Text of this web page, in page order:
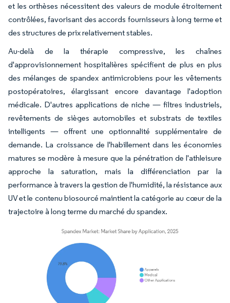
et les orthèses nécessitent des valeurs de module étroitement
contrôlées, favorisant des accords fournisseurs à long terme et
des structures de prix relativement stables.
Au-delà de la thérapie compressive, les chaînes
d'approvisionnement hospitalières spécifient de plus en plus
des mélanges de spandex antimicrobiens pour les vêtements
postopératoires, élargissant encore davantage l'adoption
médicale. D'autres applications de niche — filtres industriels,
revêtements de sièges automobiles et substrats de textiles
intelligents — offrent une optionnalité supplémentaire de
demande. La croissance de l'habillement dans les économies
matures se modère à mesure que la pénétration de l'athleisure
approche la saturation, mais la différenciation par la
performance à travers la gestion de l'humidité, la résistance aux
UV et le contenu biosourcé maintient la catégorie au cœur de la
trajectoire à long terme du marché du spandex.